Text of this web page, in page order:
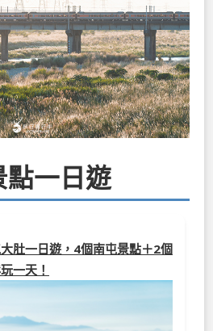
點一日遊
大肚一日遊，4個南屯景點＋2個
一天！